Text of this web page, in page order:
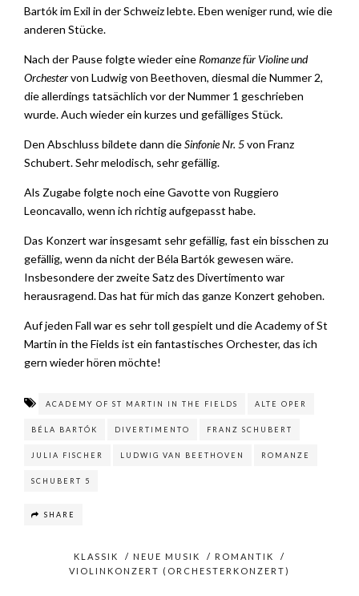
Bartók im Exil in der Schweiz lebte. Eben weniger rund, wie die
anderen Stücke.
Nach der Pause folgte wieder eine Romanze für Violine und
Orchestervon Ludwig von Beethoven, diesmal die Nummer 2,
die allerdings tatsächlich vor der Nummer 1 geschrieben
wurde. Auch wieder ein kurzes und gefälliges Stück.
Den Abschluss bildete dann dieSinfonie Nr. 5von Franz
Schubert. Sehr melodisch, sehr gefällig.
Als Zugabe folgte noch eine Gavotte von Ruggiero
Leoncavallo, wenn ich richtig aufgepasst habe.
Das Konzert war insgesamt sehr gefällig, fast ein bisschen zu
gefällig, wenn da nicht der Béla Bartók gewesen wäre.
Insbesondere der zweite Satz des Divertimento war
herausragend. Das hat für mich das ganze Konzert gehoben.
Auf jeden Fall war es sehr toll gespielt und die Academy of St
Martin in the Fields ist ein fantastisches Orchester, das ich
gern wieder hören möchte!
ACADEMY OF ST MARTIN IN THE FIELDS ALTE OPER
BÉLA BARTÓK DIVERTIMENTO FRANZ SCHUBERT
JULIA FISCHER LUDWIG VAN BEETHOVEN ROMANZE
SCHUBERT 5
SHARE
KLASSIK / NEUE MUSIK / ROMANTIK
/
VIOLINKONZERT (ORCHESTERKONZERT)